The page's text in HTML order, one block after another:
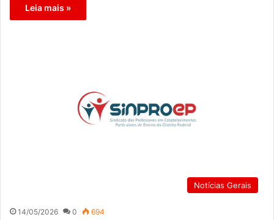
Leia mais »
Notícias Gerais
14/05/2026 0 694